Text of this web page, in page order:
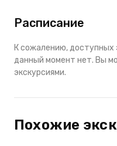
Расписание
К сожалению, доступных
данный момент нет. Вы
экскурсиями.
Похожие